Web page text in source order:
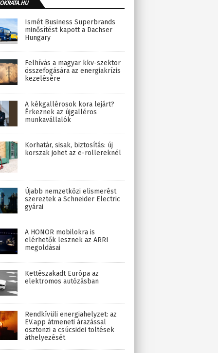
Ismét Business Superbrands
minősítést kapott a Dachser
Hungary
Felhívás a magyar kkv-szektor
összefogására az energiakrízis
kezelésére
A kékgallérosok kora lejárt?
Érkeznek az újgalléros
munkavállalók
Korhatár, sisak, biztosítás: új
korszak jöhet az e-rollereknél
Újabb nemzetközi elismerést
szereztek a Schneider Electric
gyárai
A HONOR mobilokra is
elérhetők lesznek az ARRI
megoldásai
Kettészakadt Európa az
elektromos autózásban
Rendkívüli energiahelyzet: az
EV.app átmeneti árazással
ösztönzi a csúcsidei töltések
áthelyezését